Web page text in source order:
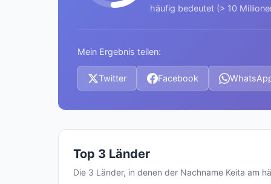
häufig bedeutet (> 10
Mein Ergebnis teilen:
Twitter Facebook
Top 3 Länder
Die 3 Länder, in denen der Nachname Keita am